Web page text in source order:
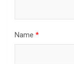
Name *